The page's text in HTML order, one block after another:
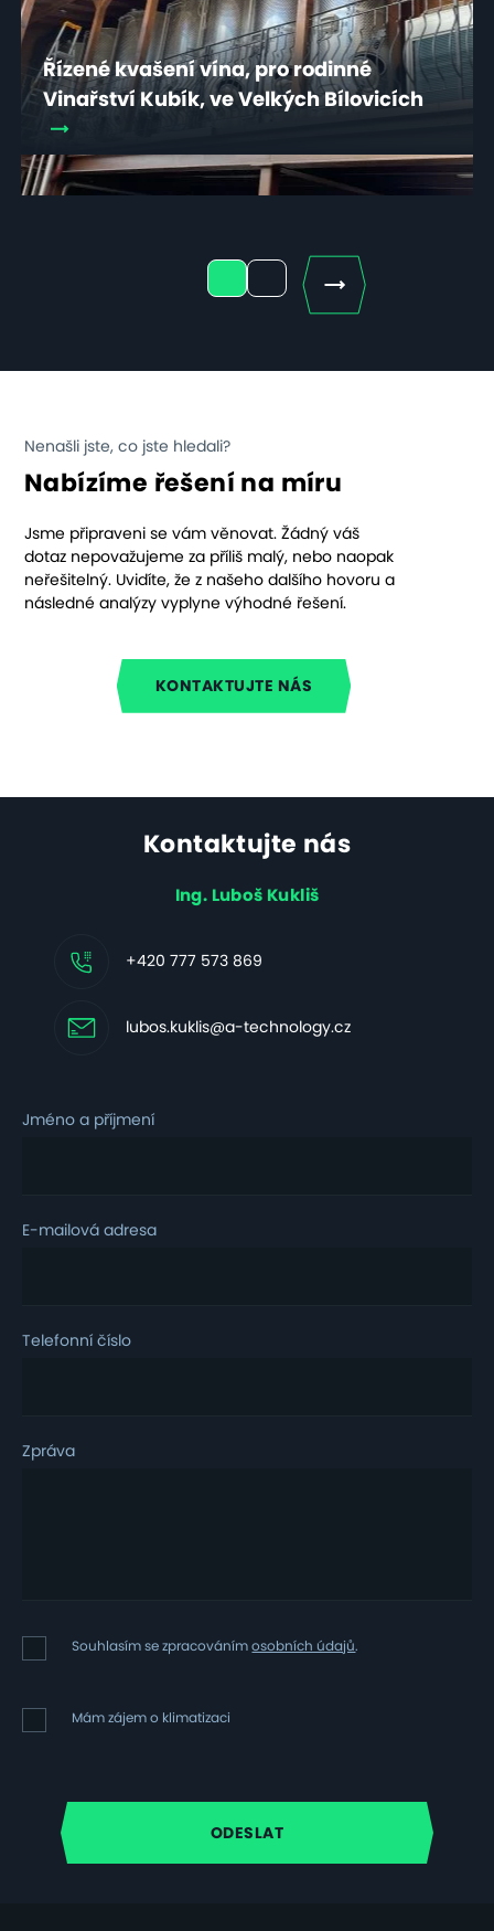
Řízené kvašení vína, pro rodinné
Vinařství Kubík, ve Velkých Bílovicích
Next
Nenašli jste, co jste hledali?
Nabízíme řešení na míru
Jsme připraveni se vám věnovat. Žádný váš
dotaz nepovažujeme za příliš malý, nebo naopak
neřešitelný. Uvidíte, že z našeho dalšího hovoru a
následné analýzy vyplyne výhodné řešení.
KONTAKTUJTE NÁS
Kontaktujte nás
Ing. Luboš Kukliš
+420 777 573 869
lubos.kuklis@a-technology.cz
Jméno a příjmení
E-mailová adresa
Telefonní číslo
Zpráva
Souhlasím
se
Souhlasím se zpracovánímosobních údajů.
Mám
zájem
Mám zájem o klimatizaci